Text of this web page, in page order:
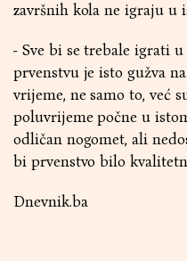
završnih kola ne igraju u
- Sve bi se trebale igrati
prvenstvu je isto gužva
vrijeme, ne samo to, već
poluvrijeme počne u
odličan nogomet, ali
bi prvenstvo bilo
Dnevnik.ba